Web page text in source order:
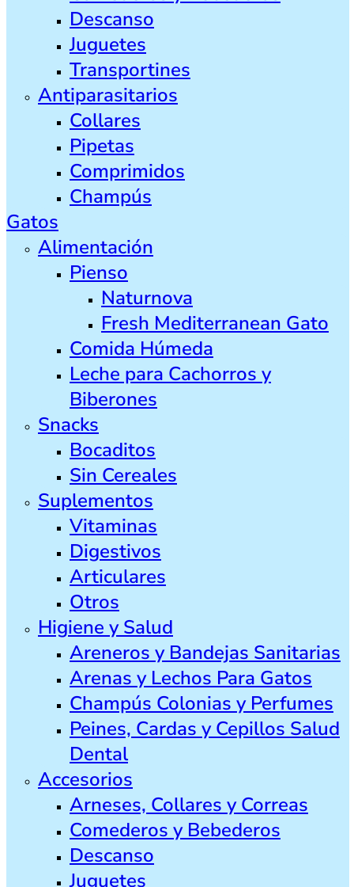
Descanso
Juguetes
Transportines
Antiparasitarios
Collares
Pipetas
Comprimidos
Champús
Gatos
Alimentación
Pienso
Naturnova
Fresh Mediterranean Gato
Comida Húmeda
Leche para Cachorros y
Biberones
Snacks
Bocaditos
Sin Cereales
Suplementos
Vitaminas
Digestivos
Articulares
Otros
Higiene y Salud
Areneros y Bandejas Sanitarias
Arenas y Lechos Para Gatos
Champús Colonias y Perfumes
Peines, Cardas y Cepillos Salud
Dental
Accesorios
Arneses, Collares y Correas
Comederos y Bebederos
Descanso
Juguetes